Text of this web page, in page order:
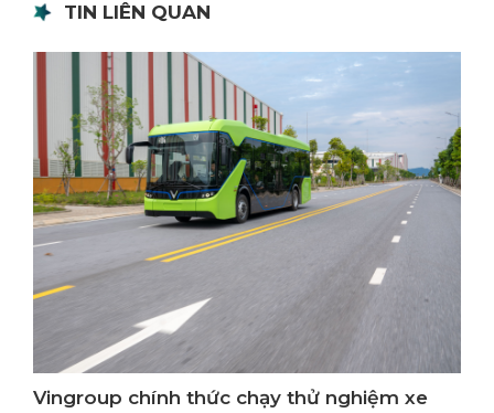
TIN LIÊN QUAN
Vingroup chính thức chạy thử nghiệm xe